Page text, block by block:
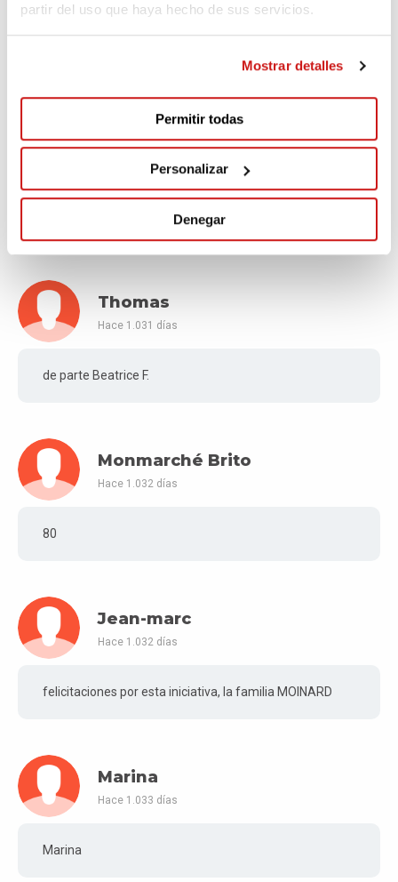
partir del uso que haya hecho de sus servicios.
Mostrar detalles
Permitir todas
Personalizar
Denegar
On est avec vous :-) Gaspard, Léonie et Véro
Vitaliy
Hace 1.031 días
Vamos! Todo saldrá mejor de lo esperado!
Thomas
Hace 1.031 días
de parte Beatrice F.
Monmarché Brito
Hace 1.032 días
80
Jean-marc
Hace 1.032 días
felicitaciones por esta iniciativa, la familia MOINARD
Marina
Hace 1.033 días
Marina